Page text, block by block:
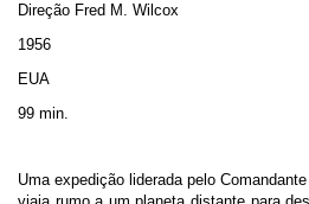
Direção Fred M. Wilcox
1956
EUA
99 min.
Uma expedição liderada pelo